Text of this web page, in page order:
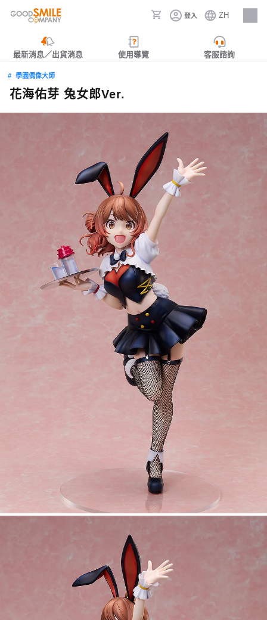
登入 ZH
人才招募
最新消息／出貨消息 使用導覽 客服諮詢
學園偶像大師
花海佑芽 兔女郎Ver.